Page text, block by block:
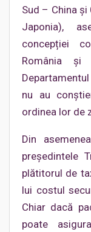
Sud – China
Japonia),
concepției
România
nu au
ordinea lor de
Din
președintele
plătitorul de
lui costul
Chiar dacă
poate